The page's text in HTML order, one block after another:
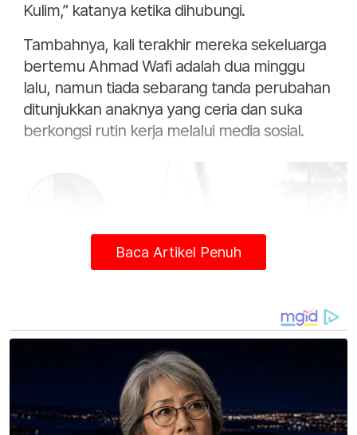
Kulim,” katanya ketika dihubungi.
Tambahnya, kali terakhir mereka sekeluarga
bertemu Ahmad Wafi adalah dua minggu
lalu, namun tiada sebarang tanda perubahan
ditunjukkan anaknya yang ceria dan suka
berkongsi rutin kerja melalui media sosial.
Keadaan lori Unit Simpanan Persekutuan (FRU) yang terbabit
kemalangan dengan muatan lori batu di Jalan Chikus-Sungai
Lampam, pada Selasa. Foto Bernama
Baca Artikel Penuh